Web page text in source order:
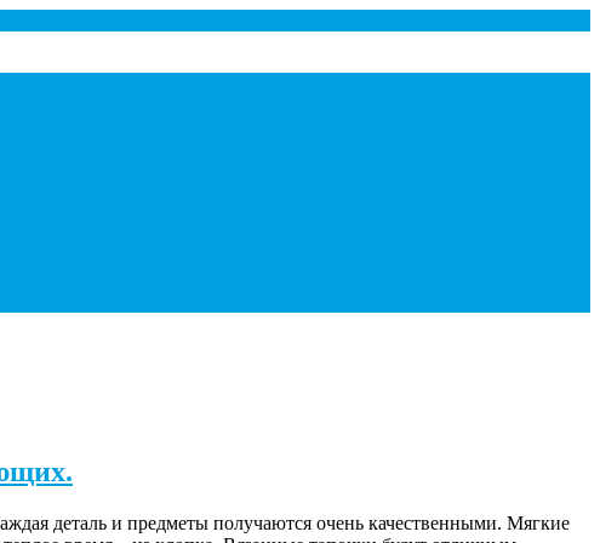
деталь и предметы получаются очень качественными. Мягкие